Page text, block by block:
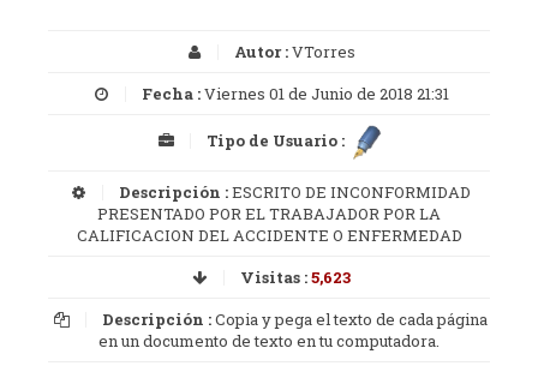
Autor :VTorres
Fecha :Viernes 01 de Junio de 2018 21:31
Tipo de Usuario :
Descripción :ESCRITO DE INCONFORMIDAD
PRESENTADO POR EL TRABAJADOR POR LA
CALIFICACION DEL ACCIDENTE O ENFERMEDAD
Visitas :5,623
Descripción :Copia y pega el texto de cada página
en un documento de texto en tu computadora.